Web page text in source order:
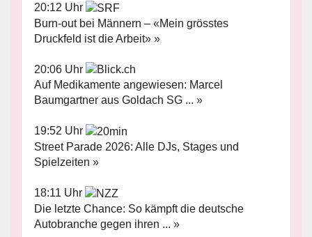
20:12 Uhr
Burn-out bei Männern – «Mein grösstes
Druckfeld ist die Arbeit» »
20:06 Uhr
Auf Medikamente angewiesen: Marcel
Baumgartner aus Goldach SG ... »
19:52 Uhr
Street Parade 2026: Alle DJs, Stages und
Spielzeiten »
18:11 Uhr
Die letzte Chance: So kämpft die deutsche
Autobranche gegen ihren ... »